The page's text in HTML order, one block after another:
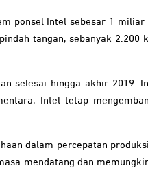
ponsel Intel sebesar 1 miliar
tangan, sebanyak 2.200
selesai hingga akhir 2019.
Intel tetap
dalam percepatan
mendatang dan